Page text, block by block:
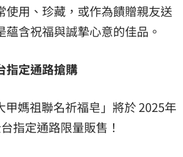
使用、珍藏，或作為饋贈親友送
蘊含祝福與誠摯心意的佳品。
指定通路搶購
甲媽祖聯名祈福皂」將於 2025年
指定通路限量販售！